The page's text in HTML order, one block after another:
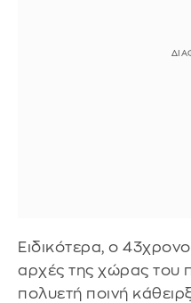
Ειδικότερα, ο
αρχές της χώρας του
πολυετή ποινή